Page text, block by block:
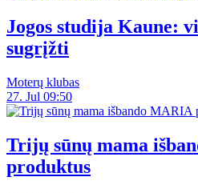
Jogos studija Kaune:
sugrįžti
Moterų klubas
27. Jul 09:50
Trijų sūnų mama
produktus